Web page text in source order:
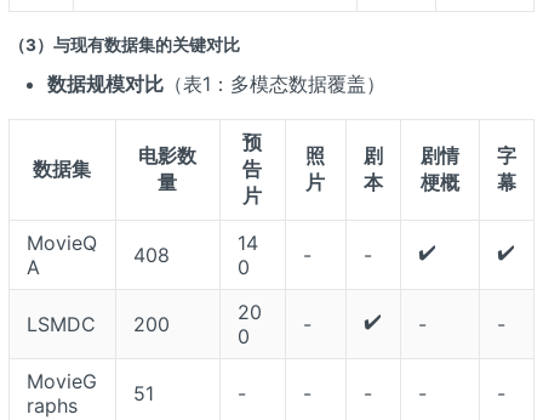
（3）与现有数据集的关键对比
数据规模对比（表1：多模态数据覆盖）
数据集
电影数
量
预
告
片
照
片
剧
本
剧情
梗概
字
幕
MovieQ
A
408
14
0
- - ✔️ ✔️
LSMDC 200
20
0
- ✔️ - -
MovieG
raphs
51 - - - - -